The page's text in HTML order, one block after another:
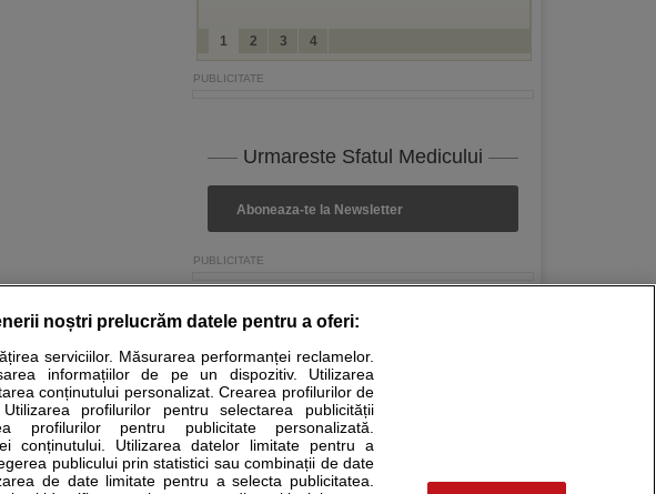
1 2 3 4
Urmareste Sfatul Medicului
Aboneaza-te la Newsletter
Calculatoare Stiri medicale
scop informativ si educational. Ele nu pot substitui consultul medical direct si
pe sfatulmedicului.ro sa consultati fie medicul Dvs., fie unul dintre medicii pe care
noștri prelucrăm datele pentru a oferi:
serviciilor. Măsurarea performanței reclamelor.
informațiilor de pe un dispozitiv. Utilizarea
conținutului personalizat. Crearea profilurilor de
profilurilor pentru selectarea publicității
profilurilor pentru publicitate personalizată.
conținutului. Utilizarea datelor limitate pentru a
publicului prin statistici sau combinații de date
de date limitate pentru a selecta publicitatea.